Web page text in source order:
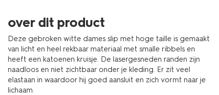
over dit product
Deze gebroken witte dames slip met hoge taille is gemaakt
van licht en heel rekbaar materiaal met smalle ribbels en
heeft een katoenen kruisje. De lasergesneden randen zijn
naadloos en niet zichtbaar onder je kleding. Er zit veel
elastaan in waardoor hij goed aansluit en zich vormt naar je
lichaam.